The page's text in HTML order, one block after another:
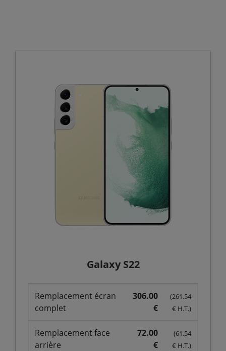
Galaxy S22
Remplacement écran
complet
306.00
€
(261.54
€ H.T.)
Remplacement face
arrière
72.00
€
(61.54
€ H.T.)